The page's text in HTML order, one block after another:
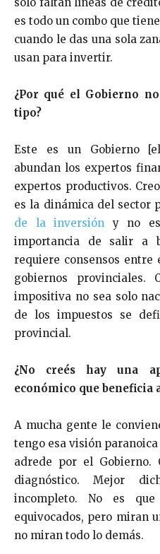
es todo un combo que
cuando le das una sola
usan para invertir.
¿Por qué el Gobierno
tipo?
Este es un Gobierno
abundan los expertos
expertos productivos. C
es la dinámica del sector
de la inversión y no es
importancia de salir a
requiere consensos entre
gobiernos
impositiva no sea solo
de los impuestos se
provincial.
¿No creés hay una
económico que beneficia
A mucha gente le
tengo esa visión
adrede por el
diagnóstico. Mejor
incompleto. No es
equivocados, pero miran
no miran todo lo demás.